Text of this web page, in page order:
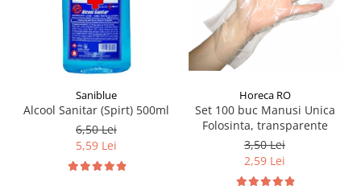
Saniblue
Alcool Sanitar (Spirt) 500ml
6,50 Lei
5,59 Lei
Horeca RO
Set 100 buc Manusi Unica
Folosinta, transparente
3,50 Lei
2,59 Lei